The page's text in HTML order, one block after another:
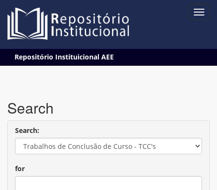
navigation
Repositório Instituicional AEE
Search
Search:
for